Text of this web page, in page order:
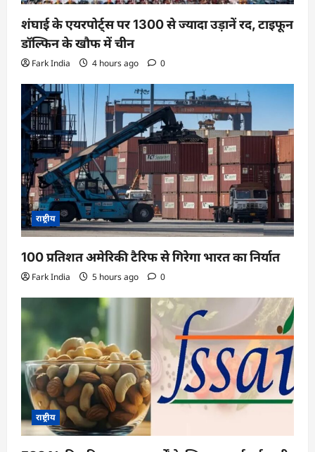
शंघाई के एयरपोर्ट्स पर 1300 से ज्यादा उड़ानें रद, टाइफून
डॉल्फिन के खौफ में चीन
Fark India 4 hours ago 0
राष्ट्रीय
100 प्रतिशत अमेरिकी टैरिफ से गिरेगा भारत का निर्यात
Fark India 5 hours ago 0
राष्ट्रीय